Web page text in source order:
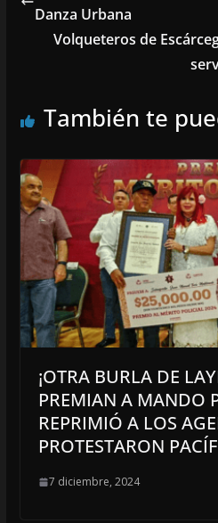
Danza Urbana
Volqueteros de
También te
¡OTRA BURLA DE
PREMIAN A MANDO
REPRIMIÓ A LOS
PROTESTARON
7 diciembre, 2024